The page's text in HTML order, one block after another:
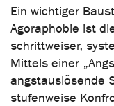
Ein wichtiger
Agoraphobie ist
schrittweiser,
Mittels einer
angstauslösende
stufenweise